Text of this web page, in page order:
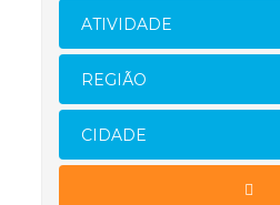
ATIVIDADE
REGIÃO
CIDADE